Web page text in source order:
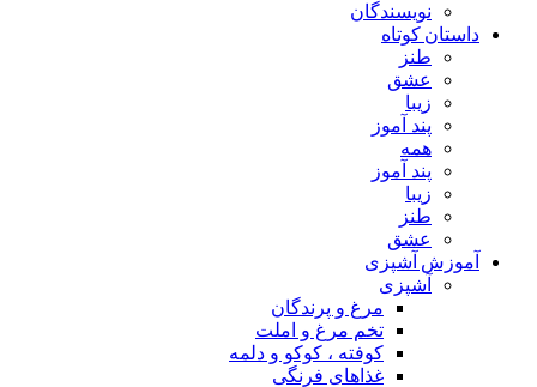
نویسندگان
داستان کوتاه
طنز
عشق
زیبا
پند آموز
همه
پند آموز
زیبا
طنز
عشق
آموزش آشپزی
آشپزی
مرغ و پرندگان
تخم مرغ و املت
کوفته ، کوکو و دلمه
غذاهای فرنگی